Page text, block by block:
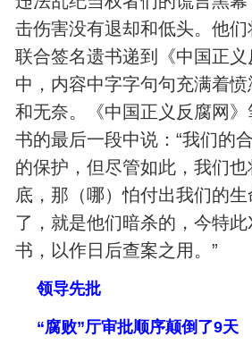
击伤害没有退却和低头。他
联合签名遗书递到《中国正
中，内容中字字句句充满着
和无奈。《中国正义反腐网
书的最后一段中说：“我们的
的保护，但尽管如此，我们也
底，那（哪）怕付出我们的
了，就是他们暗杀的，今特
书，以作日后查案之用。”
领导先批
“腐败”厅审批顺序颠倒了9天